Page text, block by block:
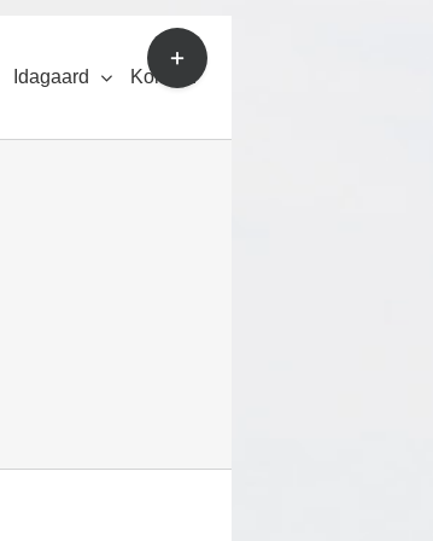
Idagaard Kontakt
Toggle
Sliding
Bar